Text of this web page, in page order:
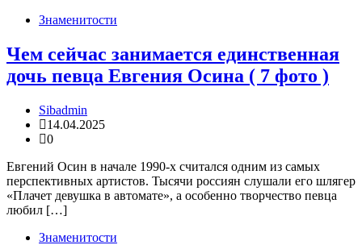
Знаменитости
Чем сейчас занимается единственная
дочь певца Евгения Осина ( 7 фото )
Sibadmin
14.04.2025
0
Евгений Осин в начале 1990-х считался одним из самых
перспективных артистов. Тысячи россиян слушали его шлягер
«Плачет девушка в автомате», а особенно творчество певца
любил […]
Знаменитости